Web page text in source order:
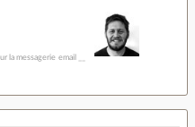
la messagerie email __